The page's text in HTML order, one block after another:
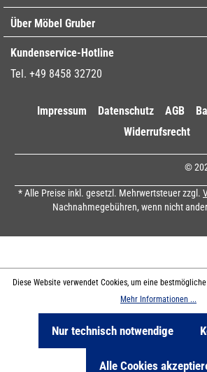
In den
Über Möbel Gruber
Kundenservice-Hotline
Tel. +49 8458 32720
Impressum Datenschutz AGB
Widerrufsrecht
©
* Alle Preise inkl. gesetzl. Mehrwertsteuer zzgl.
Nachnahmegebühren, wenn nicht
Diese Website verwendet Cookies, um eine
Mehr Informationen ...
Nur technisch notwendige
Alle Cookies